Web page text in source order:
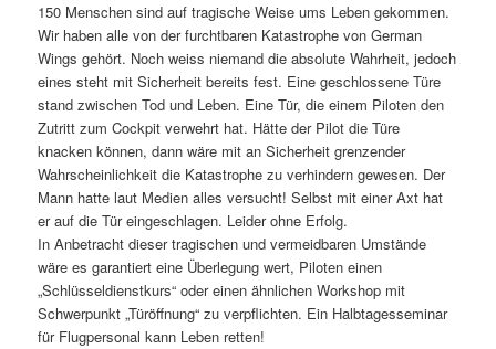
150 Menschen sind auf tragische Weise ums Leben gekommen.
Wir haben alle von der furchtbaren Katastrophe von German
Wings gehört. Noch weiss niemand die absolute Wahrheit, jedoch
eines steht mit Sicherheit bereits fest. Eine geschlossene Türe
stand zwischen Tod und Leben. Eine Tür, die einem Piloten den
Zutritt zum Cockpit verwehrt hat. Hätte der Pilot die Türe
knacken können, dann wäre mit an Sicherheit grenzender
Wahrscheinlichkeit die Katastrophe zu verhindern gewesen. Der
Mann hatte laut Medien alles versucht! Selbst mit einer Axt hat
er auf die Tür eingeschlagen. Leider ohne Erfolg.
In Anbetracht dieser tragischen und vermeidbaren Umstände
wäre es garantiert eine Überlegung wert, Piloten einen
„Schlüsseldienstkurs“ oder einen ähnlichen Workshop mit
Schwerpunkt „Türöffnung“ zu verpflichten. Ein Halbtagesseminar
für Flugpersonal kann Leben retten!